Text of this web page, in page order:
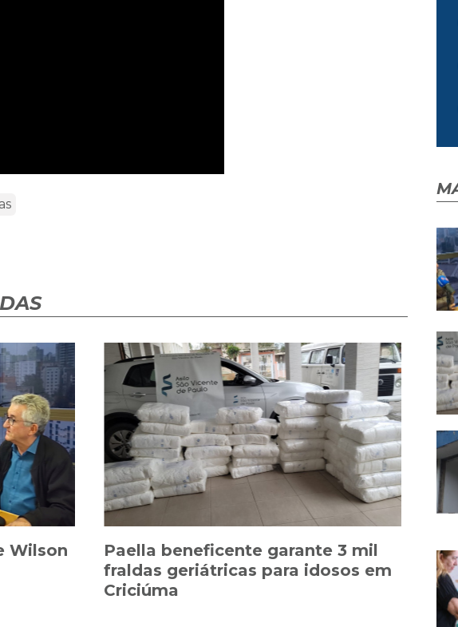
Wilson
Paella beneficente garante 3 mil
fraldas geriátricas para idosos em
Criciúma